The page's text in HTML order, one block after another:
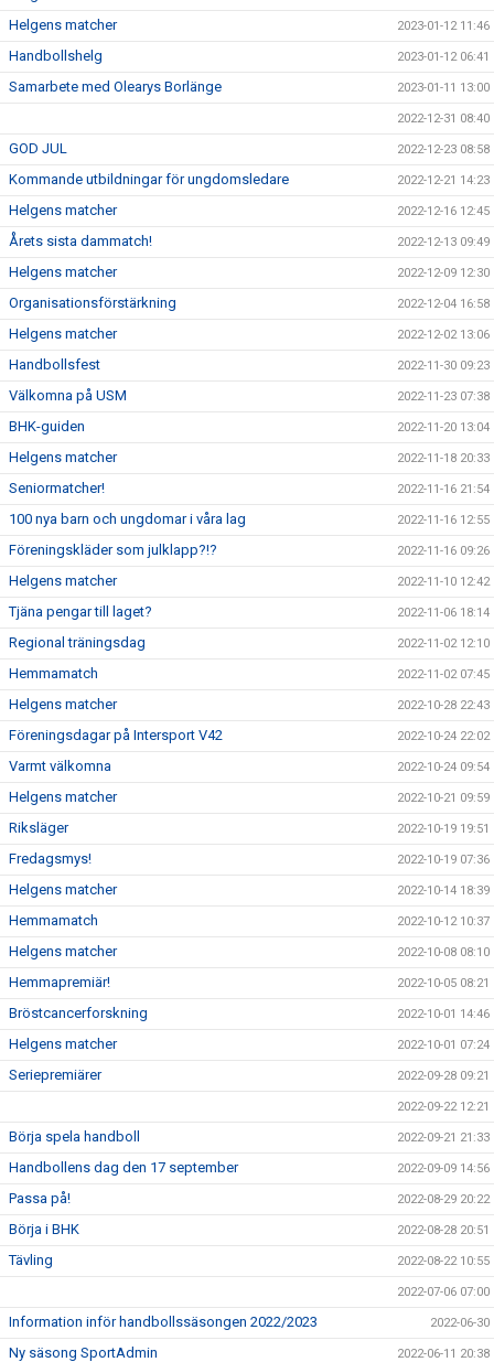
Helgens matcher 2023-01-12 11:46
Handbollshelg 2023-01-12 06:41
Samarbete med Olearys Borlänge 2023-01-11 13:00
2022-12-31 08:40
GOD JUL 2022-12-23 08:58
Kommande utbildningar för ungdomsledare 2022-12-21 14:23
Helgens matcher 2022-12-16 12:45
Årets sista dammatch! 2022-12-13 09:49
Helgens matcher 2022-12-09 12:30
Organisationsförstärkning 2022-12-04 16:58
Helgens matcher 2022-12-02 13:06
Handbollsfest 2022-11-30 09:23
Välkomna på USM 2022-11-23 07:38
BHK-guiden 2022-11-20 13:04
Helgens matcher 2022-11-18 20:33
Seniormatcher! 2022-11-16 21:54
100 nya barn och ungdomar i våra lag 2022-11-16 12:55
Föreningskläder som julklapp?!? 2022-11-16 09:26
Helgens matcher 2022-11-10 12:42
Tjäna pengar till laget? 2022-11-06 18:14
Regional träningsdag 2022-11-02 12:10
Hemmamatch 2022-11-02 07:45
Helgens matcher 2022-10-28 22:43
Föreningsdagar på Intersport V42 2022-10-24 22:02
Varmt välkomna 2022-10-24 09:54
Helgens matcher 2022-10-21 09:59
Riksläger 2022-10-19 19:51
Fredagsmys! 2022-10-19 07:36
Helgens matcher 2022-10-14 18:39
Hemmamatch 2022-10-12 10:37
Helgens matcher 2022-10-08 08:10
Hemmapremiär! 2022-10-05 08:21
Bröstcancerforskning 2022-10-01 14:46
Helgens matcher 2022-10-01 07:24
Seriepremiärer 2022-09-28 09:21
2022-09-22 12:21
Börja spela handboll 2022-09-21 21:33
Handbollens dag den 17 september 2022-09-09 14:56
Passa på! 2022-08-29 20:22
Börja i BHK 2022-08-28 20:51
Tävling 2022-08-22 10:55
2022-07-06 07:00
Information inför handbollssäsongen 2022/2023 2022-06-30
Ny säsong SportAdmin 2022-06-11 20:38